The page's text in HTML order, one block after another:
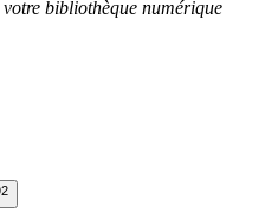
bibliothèque numérique